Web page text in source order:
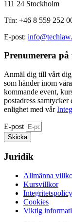
111 24 Stockholm
Tfn: +46 8 559 252
E-post:
Prenumerera
Anmäl dig till vårt
som händer inom
kommande event,
postadress
enlighet med vår
E-post
Skicka
Juridik
Allmänna
Kursvillkor
Integritetspolicy
Cookies
Viktig